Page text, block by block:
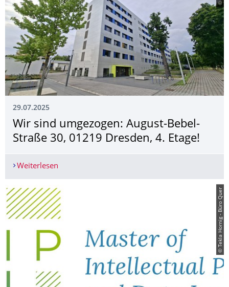
29.07.2025
Wir sind umgezogen: August-Bebel-
Straße 30, 01219 Dresden, 4. Etage!
Weiterlesen
© Tekla Hornig - Büro Quer